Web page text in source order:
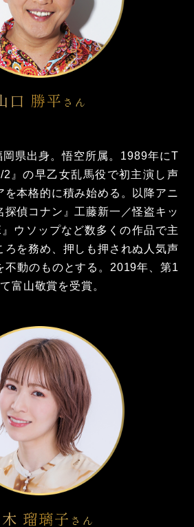
口 勝平 さん
県出身。悟空所属。1989年にT
』の早乙女乱馬役で初主演し声
を本格的に積み始める。以降アニ
探偵コナン』工藤新一／怪盗キッ
ウソップなど数多くの作品で主
ろを務め、押しも押されぬ人気声
不動のものとする。2019年、第1
富山敬賞を受賞。
瑠璃子 さん